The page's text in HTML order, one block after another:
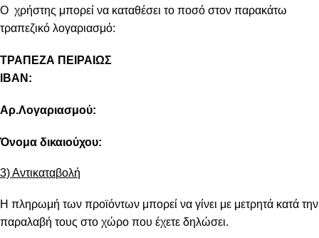
Ο χρήστης μπορεί να καταθέσει το ποσό στον παρακάτω
τραπεζικό λογαριασμό:
ΤΡΑΠΕΖΑ ΠΕΙΡΑΙΩΣ
IBAN:
Αρ.Λογαριασμού:
Όνομα δικαιούχου:
3) Αντικαταβολή
Η πληρωμή των προϊόντων μπορεί να γίνει με μετρητά κατά την
παραλαβή τους στο χώρο που έχετε δηλώσει.